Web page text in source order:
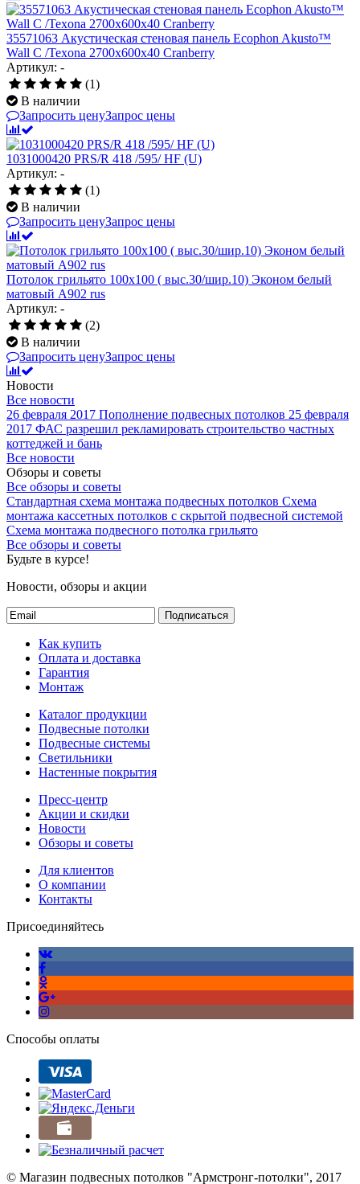
35571063 Акустическая стеновая панель Ecophon Akusto™
Wall C /Texona 2700x600x40 Cranberry
Артикул: -
(1)
В наличии
Запросить ценуЗапрос цены
1031000420 PRS/R 418 /595/ HF (U)
Артикул: -
(1)
В наличии
Запросить ценуЗапрос цены
Потолок грильято 100х100 ( выс.30/шир.10) Эконом белый
матовый А902 rus
Артикул: -
(2)
В наличии
Запросить ценуЗапрос цены
Новости
Все новости
26 февраля 2017 Пополнение подвесных потолков 25 февраля
2017 ФАС разрешил рекламировать строительство частных
коттеджей и бань
Все новости
Обзоры и советы
Все обзоры и советы
Стандартная схема монтажа подвесных потолков Схема
монтажа кассетных потолков с скрытой подвесной системой
Схема монтажа подвесного потолка грильято
Все обзоры и советы
Будьте в курсе!
Новости, обзоры и акции
Подписаться
Как купить
Оплата и доставка
Гарантия
Монтаж
Каталог продукции
Подвесные потолки
Подвесные системы
Светильники
Настенные покрытия
Пресс-центр
Акции и скидки
Новости
Обзоры и советы
Для клиентов
О компании
Контакты
Присоединяйтесь
Способы оплаты
© Магазин подвесных потолков "Армстронг-потолки", 2017